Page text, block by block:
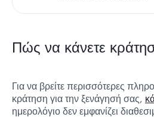
Πώς να κάνετε
Για να βρείτε περισσότερες
κράτηση για την ξενάγησή σας,
ημερολόγιο δεν εμφανίζει